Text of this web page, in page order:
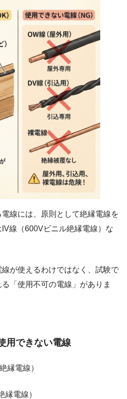
線には、原則として絶縁電線を
線（600Vビニル絶縁電線）な
が使えるわけではなく、試験で
「使用不可の電線」がありま
用できない電線
縁電線）
縁電線）